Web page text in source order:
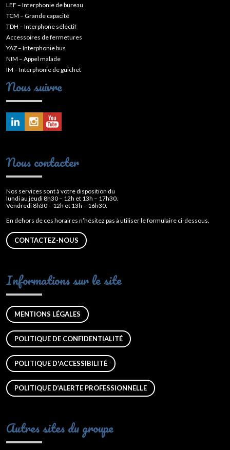
LEF – Interphonie de bureau
TCM – Grande capacité
TDH – Interphone sélectif
Accessoires de fermetures
YAZ – Interphonie bus
NIM – Appel malade
IM – Interphonie de guichet
Nous suivre
Nous contacter
Nos services sont à votre disposition du
lundi au jeudi 8h30 – 12h et 13h – 17h30.
Vendredi 8h30 – 12h et 13h – 16h30.
En dehors de ces horaires n’hésitez pas à utiliser le formulaire ci-dessous.
CONTACTEZ-NOUS
Informations sur le site
MENTIONS LÉGALES
POLITIQUE DE CONFIDENTIALITÉ
POLITIQUE D'ACCESSIBILITÉ
POLITIQUE D’ALERTE PROFESSIONNELLE
Autres sites du groupe